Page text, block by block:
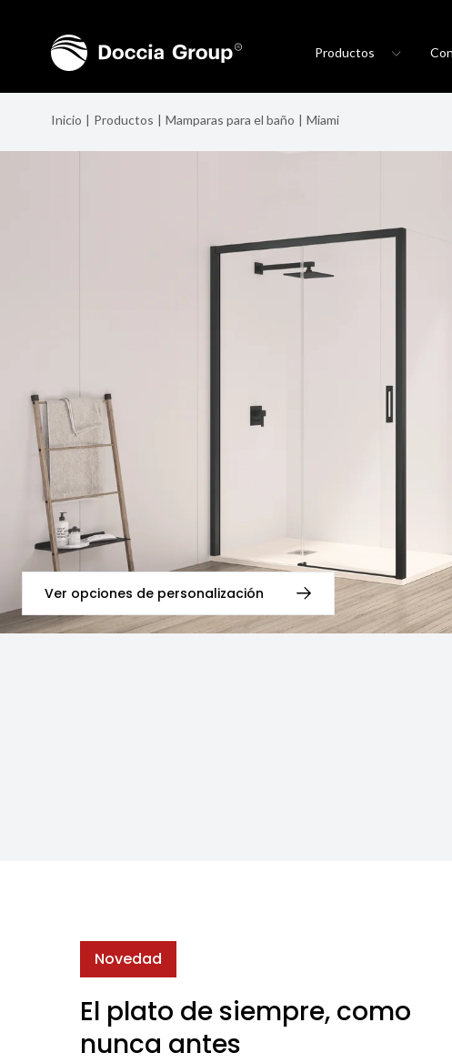
Productos
Inicio Productos Mamparas para el baño Miami
Ver opciones de personalización
Novedad
El plato de siempre, como
nunca antes